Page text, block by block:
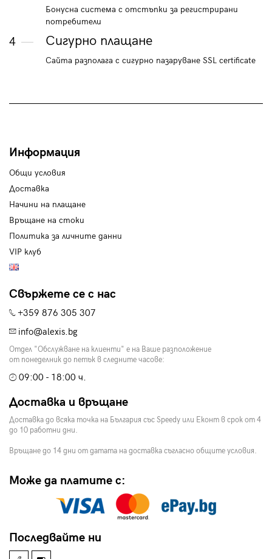
Бонусна система с отстъпки за регистрирани
потребители
4 Сигурно плащане
Сайта разполага с сигурно пазаруване SSL certificate
Информация
Общи условия
Доставка
Начини на плащане
Връщане на стоки
Политика за личните данни
VIP клуб
Свържете се с нас
+359 876 305 307
info@alexis.bg
Отдел "Обслужване на клиенти" е на Ваше разположение
от понеделник до петък в следните часове:
09:00 - 18:00 ч.
Доставка и връщане
Доставка до всяка точка на България със Speedy или Еконт в срок от 4
до 10 работни дни.
Връщане до 14 дни от датата на доставка съгласно общите условия.
Може да платите с:
Последвайте ни